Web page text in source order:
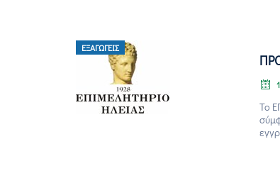
ΕΞΑΓΩΓΕΊΣ
Το